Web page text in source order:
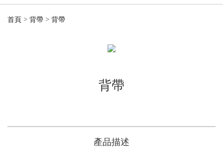
首頁 > 背帶 > 背帶
背帶
產品描述